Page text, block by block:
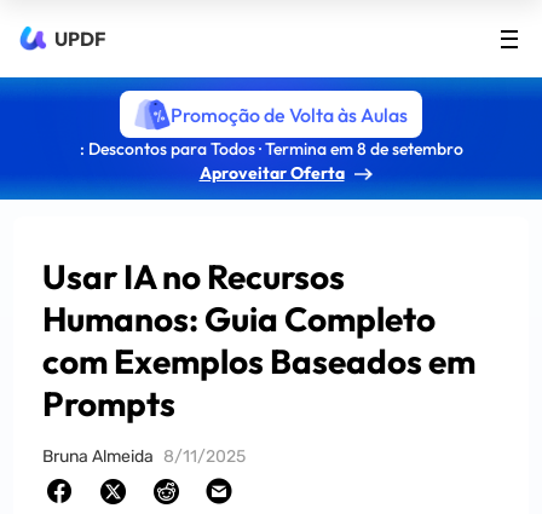
UPDF
Promoção de Volta às Aulas
: Descontos para Todos · Termina em 8 de setembro
Aproveitar Oferta
Usar IA no Recursos
Humanos: Guia Completo
com Exemplos Baseados em
Prompts
Bruna Almeida 8/11/2025